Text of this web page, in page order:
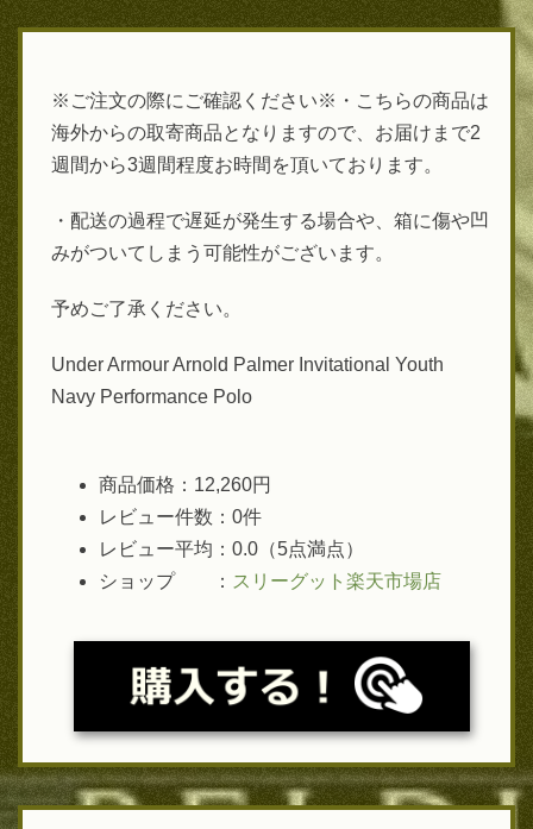
※ご注文の際にご確認ください※・こちらの商品は
海外からの取寄商品となりますので、お届けまで2
週間から3週間程度お時間を頂いております。
・配送の過程で遅延が発生する場合や、箱に傷や凹
みがついてしまう可能性がございます。
予めご了承ください。
Under Armour Arnold Palmer Invitational Youth
Navy Performance Polo
商品価格：12,260円
レビュー件数：0件
レビュー平均：0.0（5点満点）
ショップ ： スリーグット楽天市場店